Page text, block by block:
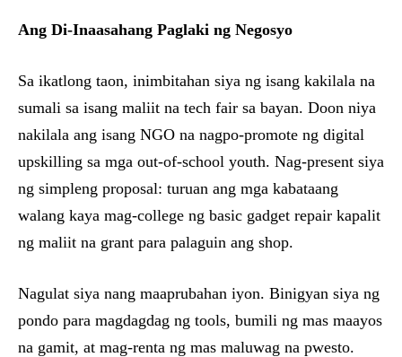
Ang Di-Inaasahang Paglaki ng Negosyo
Sa ikatlong taon, inimbitahan siya ng isang kakilala na
sumali sa isang maliit na tech fair sa bayan. Doon niya
nakilala ang isang NGO na nagpo-promote ng digital
upskilling sa mga out-of-school youth. Nag-present siya
ng simpleng proposal: turuan ang mga kabataang
walang kaya mag-college ng basic gadget repair kapalit
ng maliit na grant para palaguin ang shop.
Nagulat siya nang maaprubahan iyon. Binigyan siya ng
pondo para magdagdag ng tools, bumili ng mas maayos
na gamit, at mag-renta ng mas maluwag na pwesto.